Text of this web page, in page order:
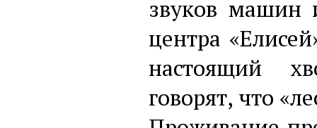
звуков машин
центра
настоящий
говорят, что